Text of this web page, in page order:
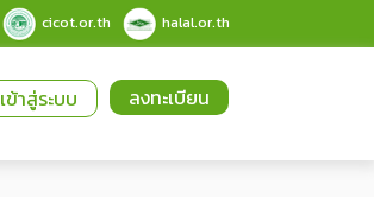
cicot.or.th halal.or.th
เข้าสู่ระบบ ลงทะเบียน